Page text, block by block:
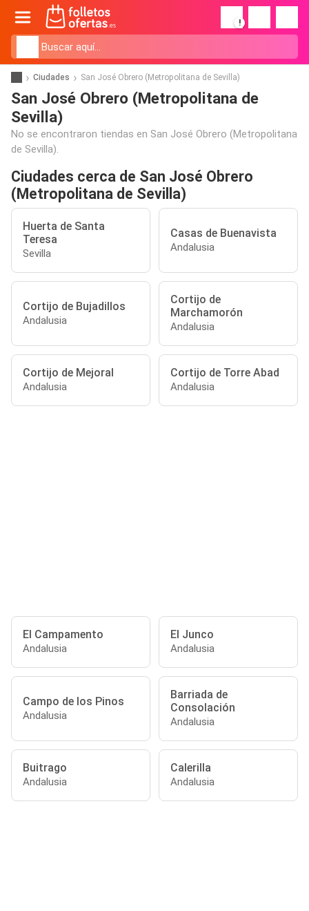
!
Ciudades San José Obrero (Metropolitana de Sevilla)
San José Obrero (Metropolitana de
Sevilla)
No se encontraron tiendas en San José Obrero (Metropolitana
de Sevilla).
Ciudades cerca de San José Obrero
(Metropolitana de Sevilla)
Huerta de Santa
Teresa
Sevilla
Casas de Buenavista
Andalusia
Cortijo de Bujadillos
Andalusia
Cortijo de
Marchamorón
Andalusia
Cortijo de Mejoral
Andalusia
Cortijo de Torre Abad
Andalusia
El Campamento
Andalusia
El Junco
Andalusia
Campo de los Pinos
Andalusia
Barriada de
Consolación
Andalusia
Buitrago
Andalusia
Calerilla
Andalusia